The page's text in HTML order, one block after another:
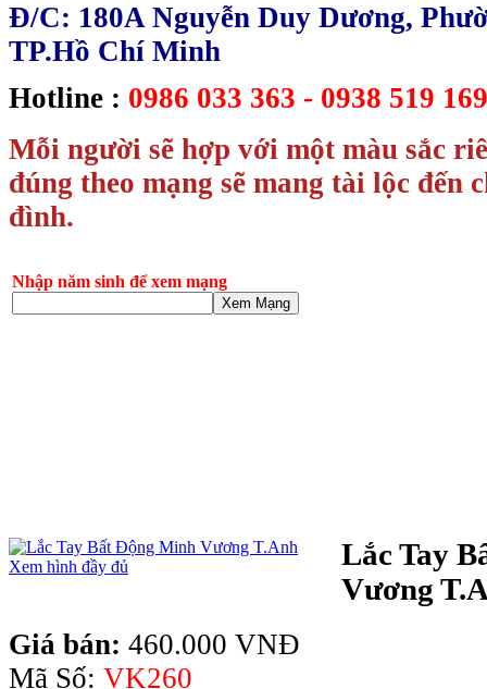
Đ/C: 180A Nguyễn Duy Dương,
TP.Hồ Chí Minh
Hotline : 0986 033 363 - 0938 519
Mỗi người sẽ hợp với một màu sắc
đúng theo mạng sẽ mang tài lộc đến
đình.
Nhập năm sinh để xem mạng
Xem Mạng
Xem hình đầy đủ
Lắc Tay
Vương
Giá bán: 460.000 VNĐ
Mã Số: VK260